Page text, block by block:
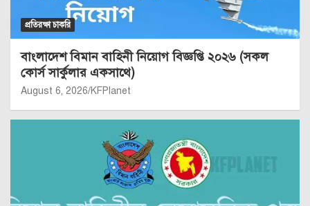
প্রতিরক্ষা চাকরি
বাংলাদেশ বিমান বাহিনী নিয়োগ বিজ্ঞপ্তি ২০২৬ (সকল
কোর্স সার্কুলার একসাথে)
August 6, 2026 KFPlanet